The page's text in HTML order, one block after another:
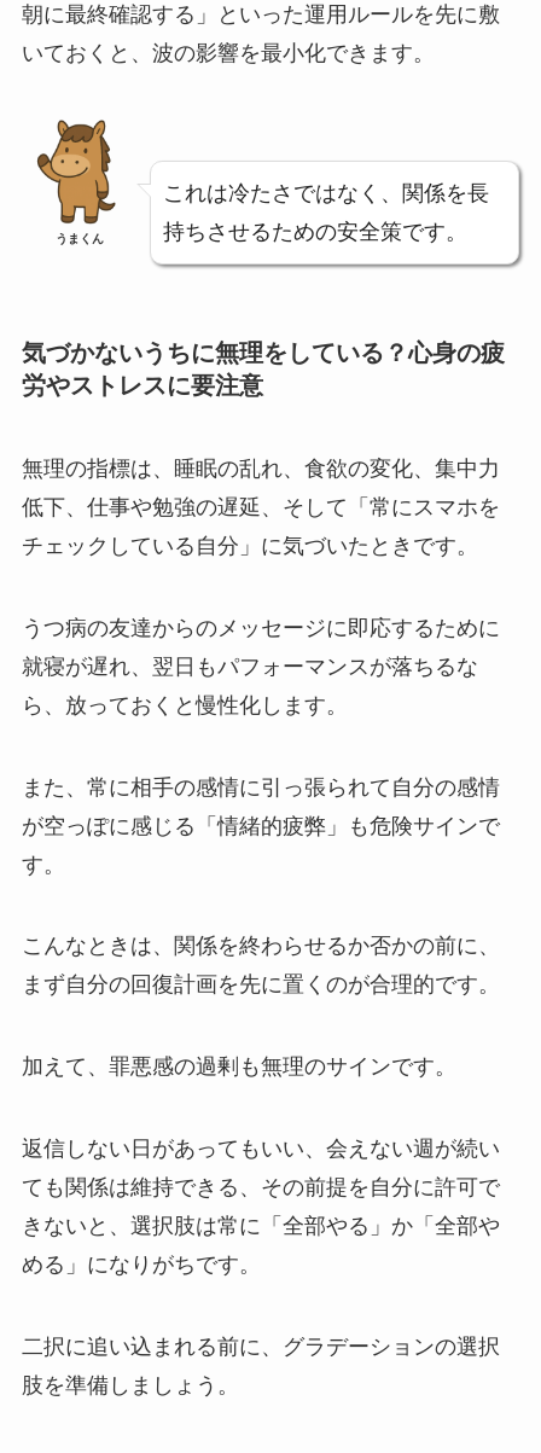
朝に最終確認する」といった運用ルールを先に敷
いておくと、波の影響を最小化できます。
うまくん
これは冷たさではなく、関係を長
持ちさせるための安全策です。
気づかないうちに無理をしている？心身の疲
労やストレスに要注意
無理の指標は、睡眠の乱れ、食欲の変化、集中力
低下、仕事や勉強の遅延、そして「常にスマホを
チェックしている自分」に気づいたときです。
うつ病の友達からのメッセージに即応するために
就寝が遅れ、翌日もパフォーマンスが落ちるな
ら、放っておくと慢性化します。
また、常に相手の感情に引っ張られて自分の感情
が空っぽに感じる「情緒的疲弊」も危険サインで
す。
こんなときは、関係を終わらせるか否かの前に、
まず自分の回復計画を先に置くのが合理的です。
加えて、罪悪感の過剰も無理のサインです。
返信しない日があってもいい、会えない週が続い
ても関係は維持できる、その前提を自分に許可で
きないと、選択肢は常に「全部やる」か「全部や
める」になりがちです。
二択に追い込まれる前に、グラデーションの選択
肢を準備しましょう。